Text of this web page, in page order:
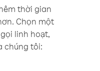
thời gian
Chọn một
linh hoạt,
chúng tôi: